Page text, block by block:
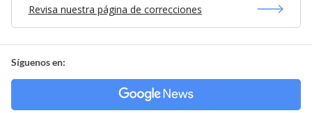
Revisa nuestra página de correcciones
Síguenos en: